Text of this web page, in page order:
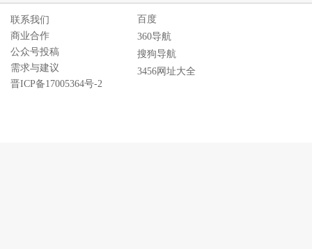
联系我们
商业合作
公众号投稿
需求与建议
晋ICP备17005364号-2
百度
360导航
搜狗导航
3456网址大全